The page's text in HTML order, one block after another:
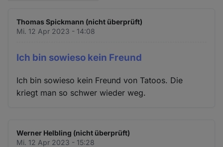
Thomas Spickmann (nicht überprüft)
Mi. 12 Apr 2023 - 14:08
Ich bin sowieso kein Freund
Ich bin sowieso kein Freund von Tatoos. Die
kriegt man so schwer wieder weg.
Werner Helbling (nicht überprüft)
Mi. 12 Apr 2023 - 15:28